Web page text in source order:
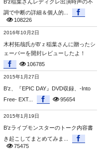
B’z稲葉さんレディクレ出演時声の不
調で中断の詳細＆個人的...
108226
2016年10月2日
木村拓哉氏がB’ｚ稲葉さんに贈ったシ
ェーバーを開封レビューしたよ！
106785
2015年1月27日
B’z、『EPIC DAY』DVD収録、-Into
Free- EXT...
95654
2015年1月19日
B’zライブモンスターのトーク内容書
き起こしてまとめてみま...
75475